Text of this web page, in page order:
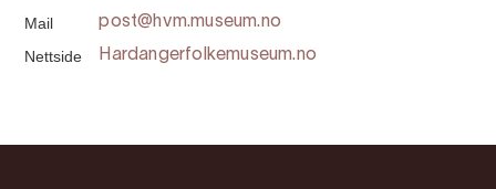
Mail post@hvm.museum.no
Nettside Hardangerfolkemuseum.no